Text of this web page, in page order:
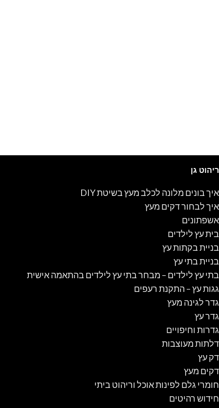
ריהוט גן
איך בונים מלונה לכלב מעץ בשיטת DIY
איך לבחור דקים מעץ
אשפתונים
בית עץ לילדים
בניית בקתות עץ
בניית בתי עץ
בתי עץ לילדים – מבחר בתי עץ לילדים בהתאמה אישית
גגות עץ – התקנת רעפים
גדר לגינה מעץ
גדר עץ
גדרות וחיפויים
דלתות מעוצבות
דק עץ
דקים מעץ
חומרי גלם לפינות אוכל וריהוט ביתי
חידוש רהיטים